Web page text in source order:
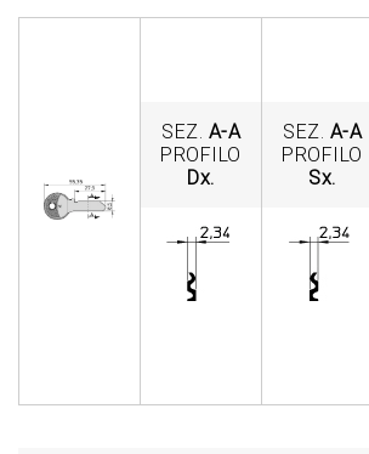
SEZ. A-A
PROFILO
Dx.
SEZ. A-A
PROFILO
Sx.